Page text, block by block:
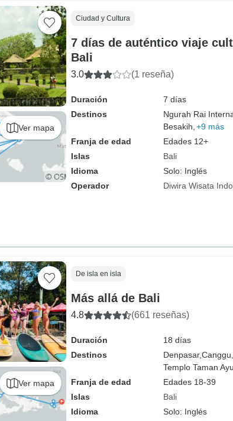
Ver mapa
Ciudad y Cultura
7 días de auténtico viaje
Bali
3.0 (1 reseña)
Duración
7 días
Destinos
Ngurah Rai
Besakih, +9 más
Franja de edad
Edades 12+
Islas
Bali
Idioma
Solo: Inglés
Operador
Diwira Wisata
Ver mapa
De isla en isla
Más allá de Bali
4.8 (661 reseñas)
Duración
18 días
Destinos
Denpasar,Canggu,
Templo Taman
Franja de edad
Edades 18-39
Islas
Bali
Idioma
Solo: Inglés